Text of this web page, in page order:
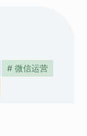
# 微信运营